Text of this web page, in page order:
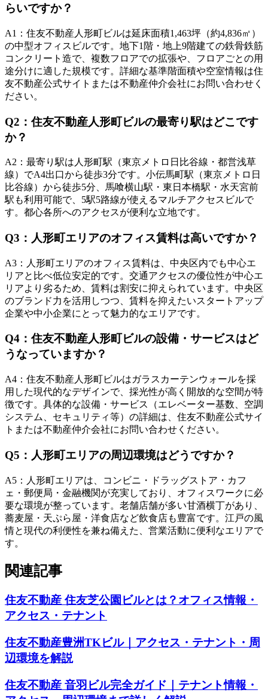
らいですか？
A1 ： 住友不動産人形町ビルは延床面積1,463坪（約4,836㎡）
の中型オフィスビルです。地下1階・地上9階建ての鉄骨鉄筋
コンクリート造で、複数フロアでの拡張や、フロアごとの用
途分けに適した規模です。詳細な基準階面積や空室情報は住
友不動産公式サイトまたは不動産仲介会社にお問い合わせく
ださい。
Q2 ： 住友不動産人形町ビルの最寄り駅はどこです
か？
A2 ： 最寄り駅は人形町駅（東京メトロ日比谷線・都営浅草
線）でA4出口から徒歩3分です。小伝馬町駅（東京メトロ日
比谷線）から徒歩5分、馬喰横山駅・東日本橋駅・水天宮前
駅も利用可能で、5駅5路線が使えるマルチアクセスビルで
す。都心各所へのアクセスが便利な立地です。
Q3 ： 人形町エリアのオフィス賃料は高いですか？
A3 ： 人形町エリアのオフィス賃料は、中央区内でも中心エ
リアと比べ低位安定的です。交通アクセスの優位性が中心エ
リアより劣るため、賃料は割安に抑えられています。中央区
のブランド力を活用しつつ、賃料を抑えたいスタートアップ
企業や中小企業にとって魅力的なエリアです。
Q4 ： 住友不動産人形町ビルの設備・サービスはど
うなっていますか？
A4 ： 住友不動産人形町ビルはガラスカーテンウォールを採
用した現代的なデザインで、採光性が高く開放的な空間が特
徴です。具体的な設備・サービス（エレベーター基数、空調
システム、セキュリティ等）の詳細は、住友不動産公式サイ
トまたは不動産仲介会社にお問い合わせください。
Q5 ： 人形町エリアの周辺環境はどうですか？
A5 ： 人形町エリアは、コンビニ・ドラッグストア・カフ
ェ・郵便局・金融機関が充実しており、オフィスワークに必
要な環境が整っています。老舗店舗が多い甘酒横丁があり、
蕎麦屋・天ぷら屋・洋食店など飲食店も豊富です。江戸の風
情と現代の利便性を兼ね備えた、営業活動に便利なエリアで
す。
関連記事
住友不動産 住友芝公園ビルとは？オフィス情報・
アクセス・テナント
住友不動産豊洲TKビル｜アクセス・テナント・周
辺環境を解説
住友不動産 音羽ビル完全ガイド｜テナント情報・